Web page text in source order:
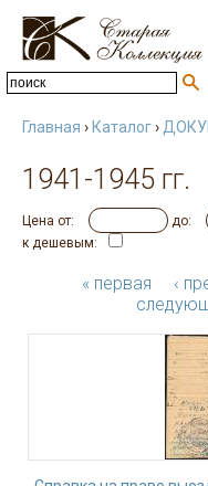
Главная › Каталог›
1941-1945 гг.
Цена от: до:
к дешевым:
« первая ‹